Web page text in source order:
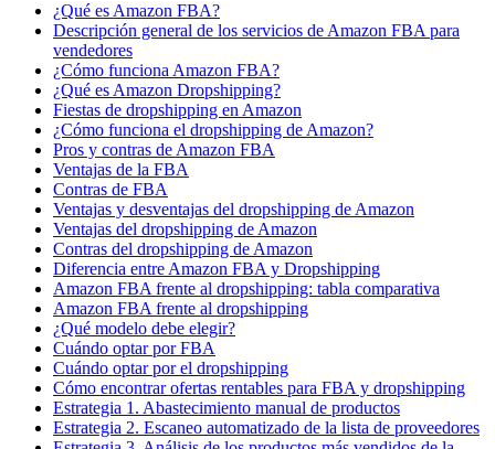
¿Qué es Amazon FBA?
Descripción general de los servicios de Amazon FBA para
vendedores
¿Cómo funciona Amazon FBA?
¿Qué es Amazon Dropshipping?
Fiestas de dropshipping en Amazon
¿Cómo funciona el dropshipping de Amazon?
Pros y contras de Amazon FBA
Ventajas de la FBA
Contras de FBA
Ventajas y desventajas del dropshipping de Amazon
Ventajas del dropshipping de Amazon
Contras del dropshipping de Amazon
Diferencia entre Amazon FBA y Dropshipping
Amazon FBA frente al dropshipping: tabla comparativa
Amazon FBA frente al dropshipping
¿Qué modelo debe elegir?
Cuándo optar por FBA
Cuándo optar por el dropshipping
Cómo encontrar ofertas rentables para FBA y dropshipping
Estrategia 1. Abastecimiento manual de productos
Estrategia 2. Escaneo automatizado de la lista de proveedores